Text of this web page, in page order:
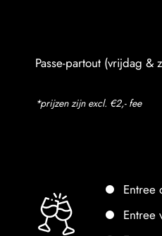
Passe-partout (vrijdag
*prijzen zijn excl. €2,- fee
Entree
Entree